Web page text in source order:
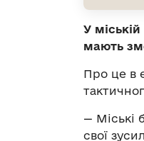
У
мають
Про це в
— Міські
свої